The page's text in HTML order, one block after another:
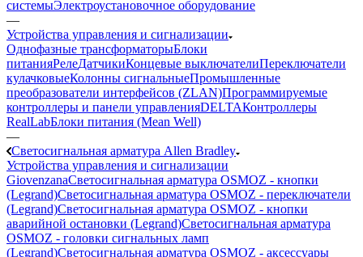
системыЭлектроустановочное оборудование
—
Устройства управления и сигнализации
Однофазные трансформаторыБлоки
питанияРелеДатчикиКонцевые выключателиПереключатели
кулачковыеКолонны сигнальныеПромышленные
преобразователи интерфейсов (ZLAN)Программируемые
контроллеры и панели управленияDELTAКонтроллеры
RealLabБлоки питания (Mean Well)
—
Светосигнальная арматура Allen Bradley
Устройства управления и сигнализации
GiovenzanaСветосигнальная арматура OSMOZ - кнопки
(Legrand)Светосигнальная арматура OSMOZ - переключатели
(Legrand)Светосигнальная арматура OSMOZ - кнопки
аварийной остановки (Legrand)Светосигнальная арматура
OSMOZ - головки сигнальных ламп
(Legrand)Светосигнальная арматура OSMOZ - аксессуары